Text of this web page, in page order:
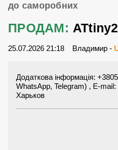
до саморобних
ПРОДАМ:
25.07.2026 21:18 Владимир -
Додаткова інформація:
WhatsApp, Telegram) , E-mail:
Харьков